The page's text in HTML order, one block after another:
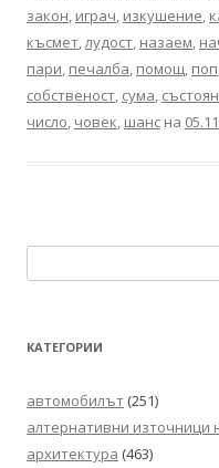
закон, играч, изкушение,
късмет,лудост, назаем,
пари, печалба, помощ, поп
собственост, сума,
число, човек, шанс на
за:
КАТЕГОРИИ
автомобилът (251)
алтернативни източници
архитектура (463)